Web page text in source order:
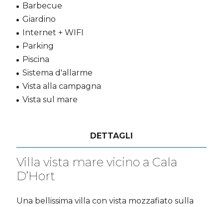
Barbecue
Giardino
Internet + WIFI
Parking
Piscina
Sistema d'allarme
Vista alla campagna
Vista sul mare
DETTAGLI
Villa vista mare vicino a Cala
D’Hort
Una bellissima villa con vista mozzafiato sulla